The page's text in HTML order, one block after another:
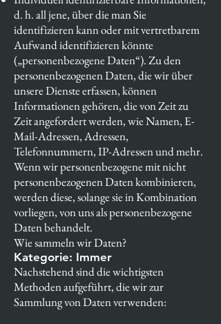
d. h. all jene, über die man Sie
identifizieren kann oder mit vertretbarem
Aufwand identifizieren könnte
(„personenbezogene Daten“). Zu den
personenbezogenen Daten, die wir über
unsere Dienste erfassen, können
Informationen gehören, die von Zeit zu
Zeit angefordert werden, wie Namen, E-
Mail-Adressen, Adressen,
Telefonnummern, IP-Adressen und mehr.
Wenn wir personenbezogene mit nicht
personenbezogenen Daten kombinieren,
werden diese, solange sie in Kombination
vorliegen, von uns als personenbezogene
Daten behandelt.
Wie sammeln wir Daten?
Kategorie: Immer
Nachstehend sind die wichtigsten
Methoden aufgeführt, die wir zur
Sammlung von Daten verwenden: